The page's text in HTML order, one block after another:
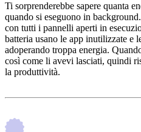
Ti sorprenderebbe sapere quanta
quando si eseguono in
con tutti i pannelli aperti in
batteria usano le app inutilizzate e
adoperando troppa energia.
così come li avevi lasciati, quindi
la produttività.